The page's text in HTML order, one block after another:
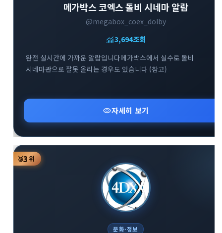
메가박스 코엑스 돌비 시네마 알람
@megabox_coex_dolby
monitoring3,694조회
완전 실시간에 가까운 알람입니다메가박스에서 실수로 돌비
시네마관으로 잘못 올리는 경우도 있습니다 (참고)
visibility자세히 보기
🥉3위
문화·정보